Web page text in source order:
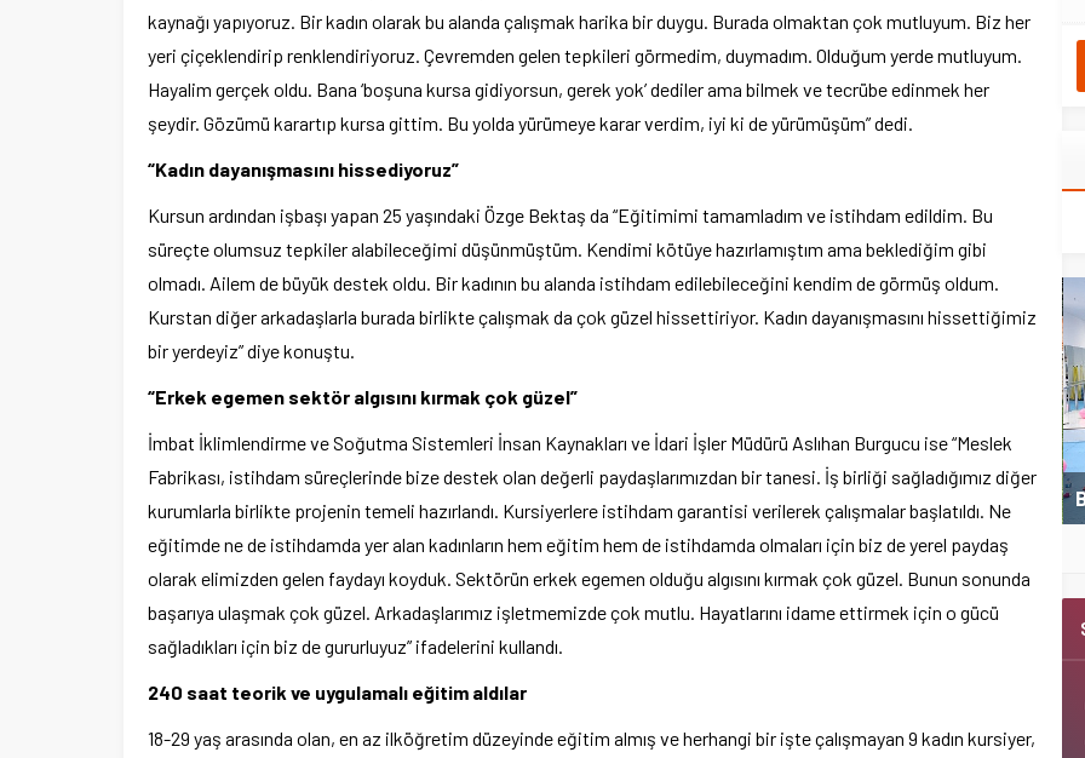
kaynağı yapıyoruz. Bir kadın olarak bu alanda çalışmak harika bir duygu. Burada olmaktan çok mutluyum. Biz her
yeri çiçeklendirip renklendiriyoruz. Çevremden gelen tepkileri görmedim, duymadım. Olduğum yerde mutluyum.
Hayalim gerçek oldu. Bana ‘boşuna kursa gidiyorsun, gerek yok’ dediler ama bilmek ve tecrübe edinmek her
şeydir. Gözümü karartıp kursa gittim. Bu yolda yürümeye karar verdim, iyi ki de yürümüşüm” dedi.
“Kadın dayanışmasını hissediyoruz”
Kursun ardından işbaşı yapan 25 yaşındaki Özge Bektaş da “Eğitimimi tamamladım ve istihdam edildim. Bu
süreçte olumsuz tepkiler alabileceğimi düşünmüştüm. Kendimi kötüye hazırlamıştım ama beklediğim gibi
olmadı. Ailem de büyük destek oldu. Bir kadının bu alanda istihdam edilebileceğini kendim de görmüş oldum.
Kurstan diğer arkadaşlarla burada birlikte çalışmak da çok güzel hissettiriyor. Kadın dayanışmasını hissettiğimiz
bir yerdeyiz” diye konuştu.
“Erkek egemen sektör algısını kırmak çok güzel”
İmbat İklimlendirme ve Soğutma Sistemleri İnsan Kaynakları ve İdari İşler Müdürü Aslıhan Burgucu ise “Meslek
Fabrikası, istihdam süreçlerinde bize destek olan değerli paydaşlarımızdan bir tanesi. İş birliği sağladığımız diğer
kurumlarla birlikte projenin temeli hazırlandı. Kursiyerlere istihdam garantisi verilerek çalışmalar başlatıldı. Ne
eğitimde ne de istihdamda yer alan kadınların hem eğitim hem de istihdamda olmaları için biz de yerel paydaş
olarak elimizden gelen faydayı koyduk. Sektörün erkek egemen olduğu algısını kırmak çok güzel. Bunun sonunda
başarıya ulaşmak çok güzel. Arkadaşlarımız işletmemizde çok mutlu. Hayatlarını idame ettirmek için o gücü
sağladıkları için biz de gururluyuz” ifadelerini kullandı.
240 saat teorik ve uygulamalı eğitim aldılar
18-29 yaş arasında olan, en az ilköğretim düzeyinde eğitim almış ve herhangi bir işte çalışmayan 9 kadın kursiyer,
Kulübüne yeni